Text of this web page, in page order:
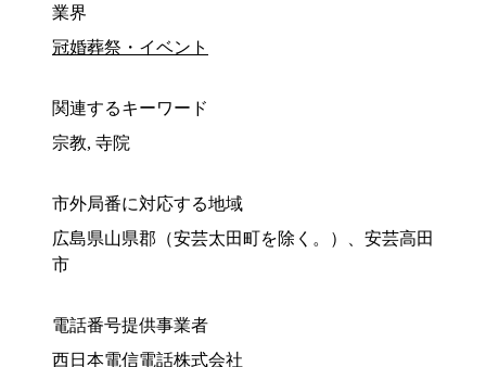
業界
冠婚葬祭・イベント
関連するキーワード
宗教, 寺院
市外局番に対応する地域
広島県山県郡（安芸太田町を除く。）、安芸高田
市
電話番号提供事業者
西日本電信電話株式会社